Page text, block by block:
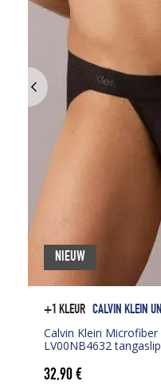
+1 KLEUR CALVIN KLEIN
Calvin Klein
LV00NB4632
32,90€
NIEUW